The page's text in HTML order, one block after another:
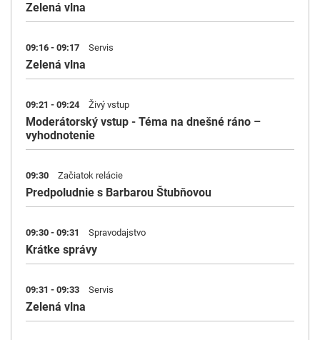
Zelená vlna
09:16 - 09:17 Servis
Zelená vlna
09:21 - 09:24 Živý vstup
Moderátorský vstup - Téma na dnešné ráno –
vyhodnotenie
09:30 Začiatok relácie
Predpoludnie s Barbarou Štubňovou
09:30 - 09:31 Spravodajstvo
Krátke správy
09:31 - 09:33 Servis
Zelená vlna